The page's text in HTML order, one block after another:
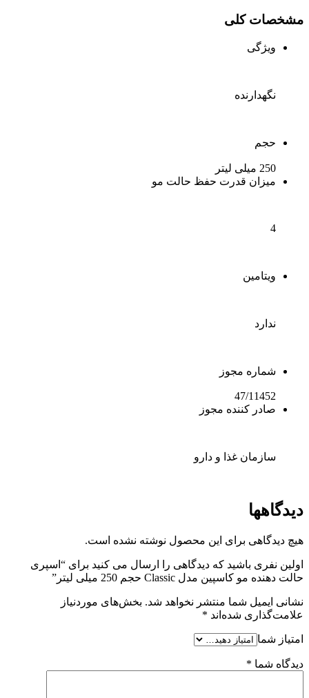
مشخصات کلی
ویژگی
نگهدارنده
حجم
250 میلی لیتر
میزان قدرت حفظ حالت مو
4
ویتامین
ندارد
شماره مجوز
47/11452
صادر کننده مجوز
سازمان غذا و دارو
دیدگاهها
هیچ دیدگاهی برای این محصول نوشته نشده است.
اولین نفری باشید که دیدگاهی را ارسال می کنید برای “اسپری
حالت دهنده مو کاسپین مدل Classic حجم 250 میلی لیتر”
نشانی ایمیل شما منتشر نخواهد شد. بخش‌های موردنیاز
علامت‌گذاری شده‌اند *
امتیاز شما
دیدگاه شما *